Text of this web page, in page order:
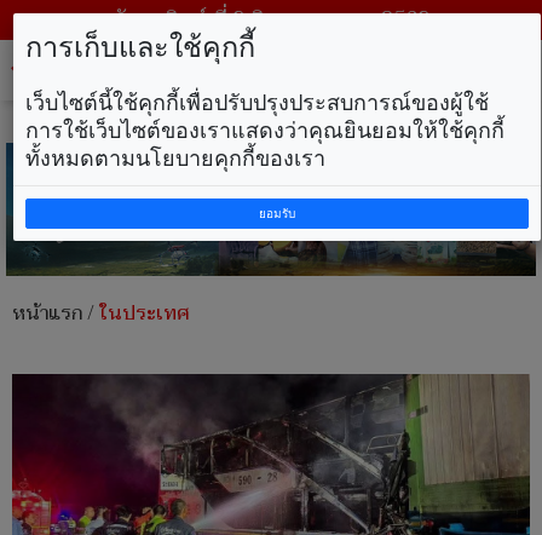
วันอาทิตย์ ที่ 9 สิงหาคม พ.ศ. 2569
หน้าแรก/ในประเทศ
การเก็บและใช้คุกกี้
เว็บไซต์นี้ใช้คุกกี้เพื่อปรับปรุงประสบการณ์ของผู้ใช้
การใช้เว็บไซต์ของเราแสดงว่าคุณยินยอมให้ใช้คุกกี้
ทั้งหมดตามนโยบายคุกกี้ของเรา
ยอมรับ